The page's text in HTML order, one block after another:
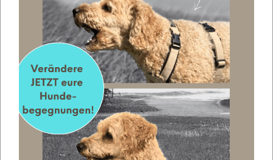
ERLERNTE HILFLOSIGKEIT
GEGEN-KONDITIONIERUNG
GEFÄHRLICHER CLICKER???